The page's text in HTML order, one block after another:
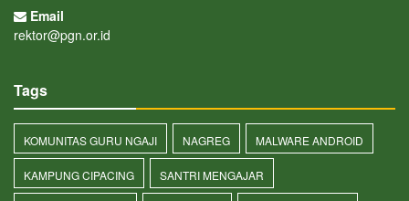
Email
rektor@pgn.or.id
Tags
KOMUNITAS GURU NGAJI NAGREG MALWARE ANDROID
KAMPUNG CIPACING SANTRI MENGAJAR